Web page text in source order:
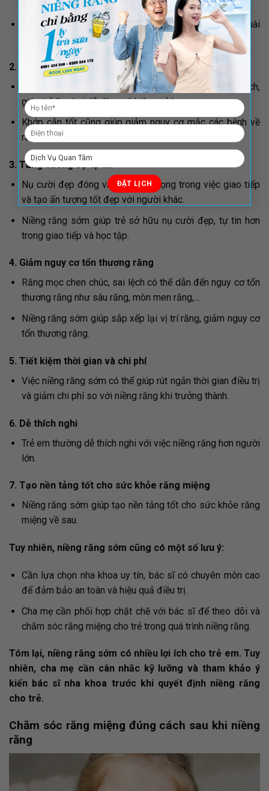
mềm dẻo hơn nên dễ điều chỉnh, di chuyển răng hơn.
Việc niềng răng sớm có thể giúp định hình khuôn mặt hài
hòa, cân đối.
2. Cải thiện khớp cắn
Niềng răng sớm có thể giúp điều chỉnh khớp cắn sai lệch,
giúp trẻ ăn nhai dễ dàng và hiệu quả hơn.
Khớp cắn tốt cũng giúp giảm nguy cơ mắc các bệnh về
răng miệng như sâu răng, viêm nướu,…
3. Tăng cường sự tự tin
Nụ cười đẹp đóng vai trò quan trọng trong việc giao tiếp
và tạo ấn tượng tốt đẹp với người khác.
Niềng răng sớm giúp trẻ sở hữu nụ cười đẹp, tự tin hơn
trong giao tiếp và học tập.
4. Giảm nguy cơ tổn thương răng
Răng mọc chen chúc, sai lệch có thể dẫn đến nguy cơ tổn
thương răng như sâu răng, mòn men răng,…
Niềng răng sớm giúp sắp xếp lại vị trí răng, giảm nguy cơ
tổn thương răng.
5. Tiết kiệm thời gian và chi phí
Việc niềng răng sớm có thể giúp rút ngắn thời gian điều trị
và giảm chi phí so với niềng răng khi trưởng thành.
6. Dễ thích nghi
Trẻ em thường dễ thích nghi với việc niềng răng hơn người
lớn.
7. Tạo nền tảng tốt cho sức khỏe răng miệng
Niềng răng sớm giúp tạo nền tảng tốt cho sức khỏe răng
miệng về sau.
Tuy nhiên, niềng răng sớm cũng có một số lưu ý:
Cần lựa chọn nha khoa uy tín, bác sĩ có chuyên môn cao
để đảm bảo an toàn và hiệu quả điều trị.
Cha mẹ cần phối hợp chặt chẽ với bác sĩ để theo dõi và
chăm sóc răng miệng cho trẻ trong quá trình niềng răng.
Tóm lại, niềng răng sớm có nhiều lợi ích cho trẻ em. Tuy
nhiên, cha mẹ cần cân nhắc kỹ lưỡng và tham khảo ý
kiến bác sĩ nha khoa trước khi quyết định niềng răng
cho trẻ.
Chăm sóc răng miệng đúng cách sau khi niềng
răng